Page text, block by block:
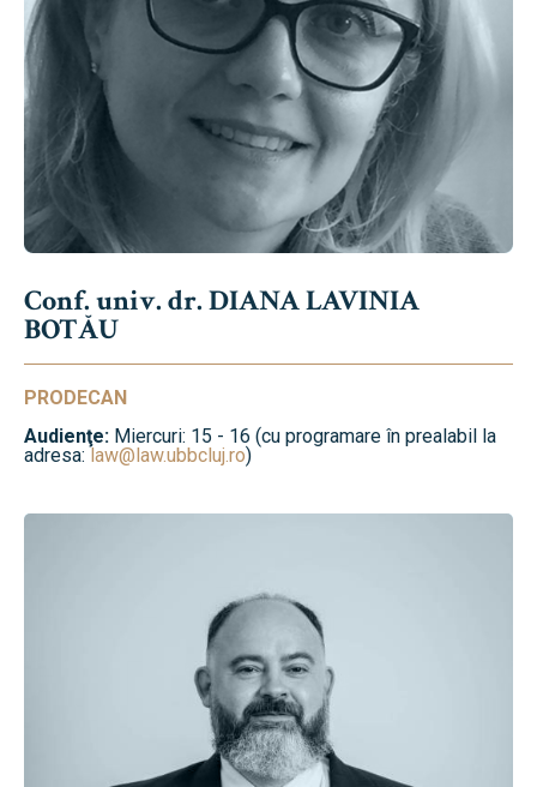
Conf. univ. dr. DIANA LAVINIA
BOTĂU
PRODECAN
Audienţe: Miercuri: 15 - 16 (cu programare în prealabil la
adresa: law@law.ubbcluj.ro)